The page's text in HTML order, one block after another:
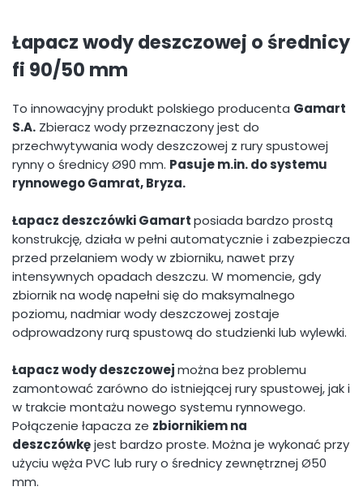
Łapacz wody deszczowej o średnicy
fi 90/50 mm
To innowacyjny produkt polskiego producenta Gamart
S.A. Zbieracz wody przeznaczony jest do
przechwytywania wody deszczowej z rury spustowej
rynny o średnicy Ø90 mm. Pasuje m.in. do systemu
rynnowego Gamrat, Bryza.
Łapacz deszczówki Gamartposiada bardzo prostą
konstrukcję, działa w pełni automatycznie i zabezpiecza
przed przelaniem wody w zbiorniku, nawet przy
intensywnych opadach deszczu. W momencie, gdy
zbiornik na wodę napełni się do maksymalnego
poziomu, nadmiar wody deszczowej zostaje
odprowadzony rurą spustową do studzienki lub wylewki.
Łapacz wody deszczowejmożna bez problemu
zamontować zarówno do istniejącej rury spustowej, jak i
w trakcie montażu nowego systemu rynnowego.
Połączenie łapacza ze zbiornikiem na
deszczówkęjest bardzo proste. Można je wykonać przy
użyciu węża PVC lub rury o średnicy zewnętrznej Ø50
mm.